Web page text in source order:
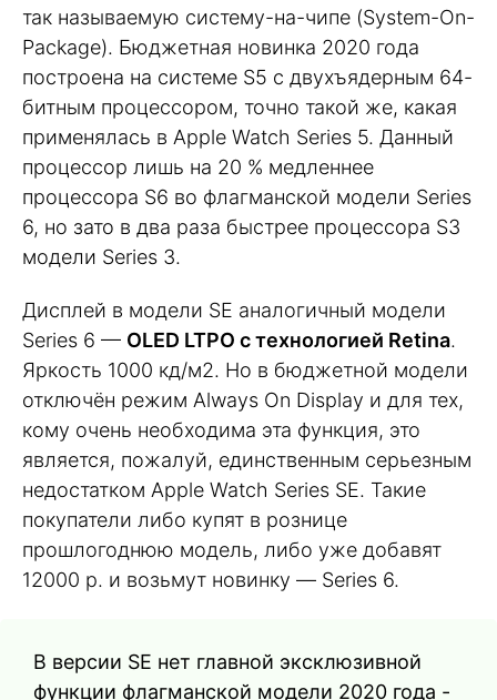
так называемую систему-на-чипе (System-On-
Package). Бюджетная новинка 2020 года
построена на системе S5 с двухъядерным 64-
битным процессором, точно такой же, какая
применялась в Apple Watch Series 5. Данный
процессор лишь на 20 % медленнее
процессора S6 во флагманской модели Series
6, но зато в два раза быстрее процессора S3
модели Series 3.
Дисплей в модели SE аналогичный модели
Series 6 — OLED LTPO с технологией Retina.
Яркость 1000 кд/м2. Но в бюджетной модели
отключён режим Always On Display и для тех,
кому очень необходима эта функция, это
является, пожалуй, единственным серьезным
недостатком Apple Watch Series SE. Такие
покупатели либо купят в рознице
прошлогоднюю модель, либо уже добавят
12000 р. и возьмут новинку — Series 6.
В версии SE нет главной эксклюзивной
функции флагманской модели 2020 года -